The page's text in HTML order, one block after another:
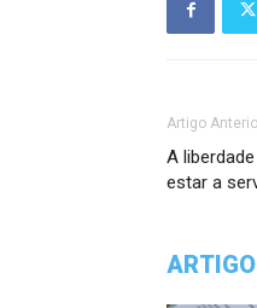
Artigo
A
estar a